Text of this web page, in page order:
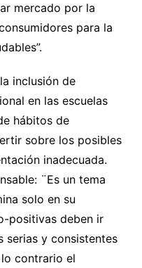
mercado por la
para la
inclusión de
en las escuelas
hábitos de
sobre los posibles
inadecuada.
¨Es un tema
solo en su
positivas deben ir
serias y consistentes
contrario el